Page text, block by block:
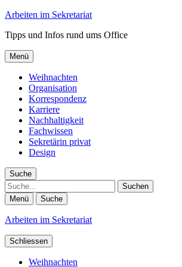
Arbeiten im Sekretariat
Tipps und Infos rund ums Office
Menü
Weihnachten
Organisation
Korrespondenz
Karriere
Nachhaltigkeit
Fachwissen
Sekretärin privat
Design
Suche
Suche
Menü Suche
Arbeiten im Sekretariat
Schliessen
Weihnachten